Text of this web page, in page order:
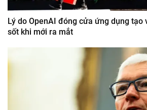
Lý do OpenAI đóng cửa ứng dụng tạo
sốt khi mới ra mắt